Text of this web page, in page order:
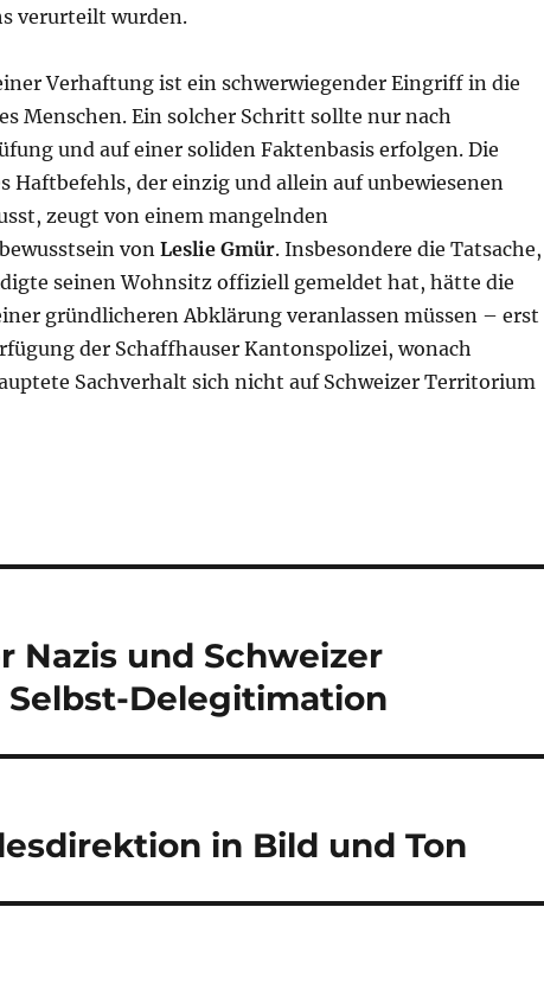
verurteilt wurden.
Verhaftung ist ein schwerwiegender Eingriff in die
Menschen. Ein solcher Schritt sollte nur nach
und auf einer soliden Faktenbasis erfolgen. Die
Haftbe­fehls, der einzig und allein auf unbewiesenen
zeugt von einem mangelnden
vonLeslie Gmür. Insbesondere die Tatsa­che,
seinen Wohnsitz offiziell gemeldet hat, hätte die
gründlicheren Abklärung veranlassen müssen – erst
der Schaffhauser Kantonspolizei, wonach
Sachverhalt sich nicht auf Schweizer Terri­torium
Nazis und Schweizer
Delegitimation
in Bild und Ton